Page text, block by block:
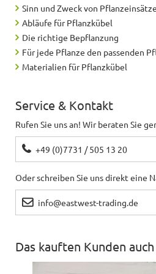
Die 5 Sterne gibt es für einen
zweien, der gut aussieht. Der
Schäden.
Eine Fixierung wäre ein gute s
denke ich passt der Teil.
die Pflanzgefäße und sind sehr
Hacker
Sinn und Zweck von
Abläufe für Pflanzkübel
Die richtige Bepflanzung
Für jede Pflanze den passenden
Materialien für Pflanzkübel
Service & Kontakt
Rufen Sie uns an! Wir beraten Sie
+49 (0)7731 / 505 13 20
Oder schreiben Sie uns direkt eine
info@eastwest-trading.de
Das kauften Kunden auch